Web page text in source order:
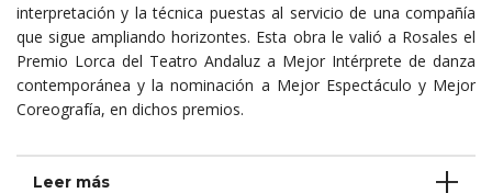
interpretación y la técnica puestas al servicio de una compañía
que sigue ampliando horizontes. Esta obra le valió a Rosales el
Premio Lorca del Teatro Andaluz a Mejor Intérprete de danza
contemporánea y la nominación a Mejor Espectáculo y Mejor
Coreografía, en dichos premios.
Leer más